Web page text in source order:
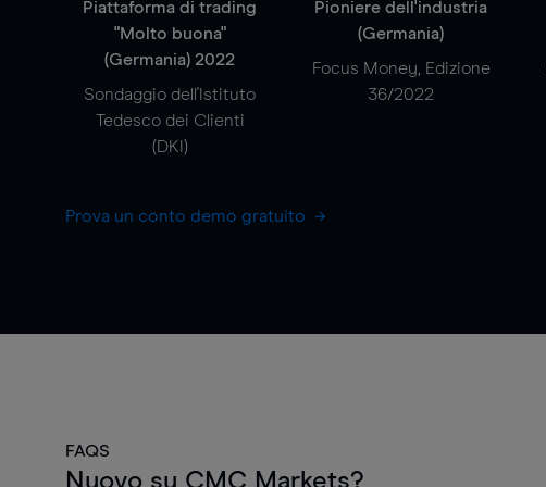
Piattaforma di trading
"Molto buona"
(Germania) 2022
Sondaggio dell'Istituto
Tedesco dei Clienti
(DKI)
Pioniere dell'industria
(Germania)
Focus Money, Edizione
36/2022
Prova un conto demo gratuito
FAQS
Nuovo su CMC Markets?